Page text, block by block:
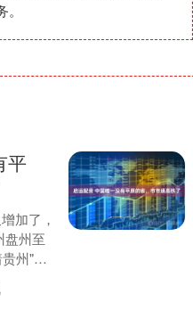
平
加了，
盘州至
州"市
上。